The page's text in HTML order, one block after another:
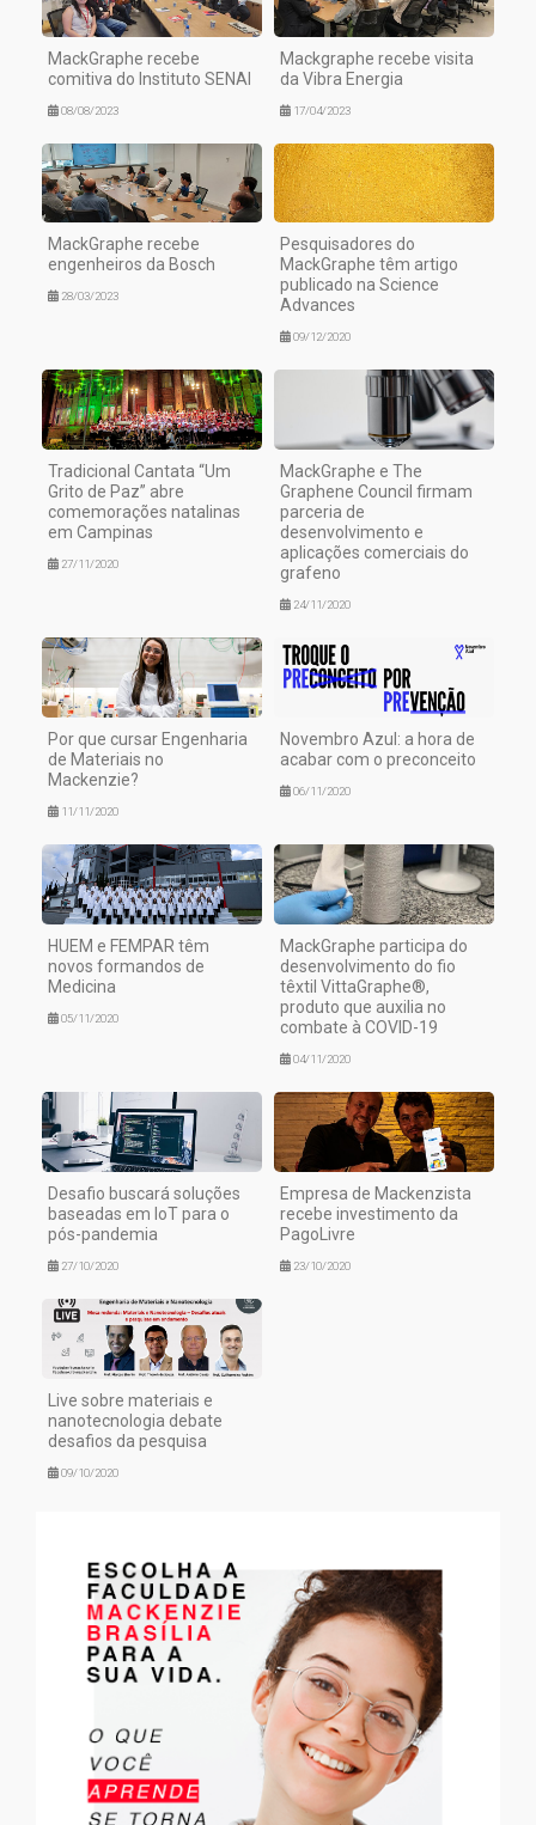
MackGraphe recebe
comitiva do Instituto SENAI
08/08/2023
Mackgraphe recebe visita
da Vibra Energia
17/04/2023
MackGraphe recebe
engenheiros da Bosch
28/03/2023
Pesquisadores do
MackGraphe têm artigo
publicado na Science
Advances
09/12/2020
Tradicional Cantata “Um
Grito de Paz” abre
comemorações natalinas
em Campinas
27/11/2020
MackGraphe e The
Graphene Council firmam
parceria de
desenvolvimento e
aplicações comerciais do
grafeno
24/11/2020
Por que cursar Engenharia
de Materiais no
Mackenzie?
11/11/2020
Novembro Azul: a hora de
acabar com o preconceito
06/11/2020
HUEM e FEMPAR têm
novos formandos de
Medicina
05/11/2020
MackGraphe participa do
desenvolvimento do fio
têxtil VittaGraphe®,
produto que auxilia no
combate à COVID-19
04/11/2020
Desafio buscará soluções
baseadas em IoT para o
pós-pandemia
27/10/2020
Empresa de Mackenzista
recebe investimento da
PagoLivre
23/10/2020
Live sobre materiais e
nanotecnologia debate
desafios da pesquisa
09/10/2020